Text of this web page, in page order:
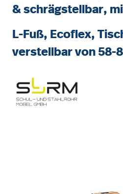
& schrägstellbar,
L-Fuß, Ecoflex,
verstellbar von 58-